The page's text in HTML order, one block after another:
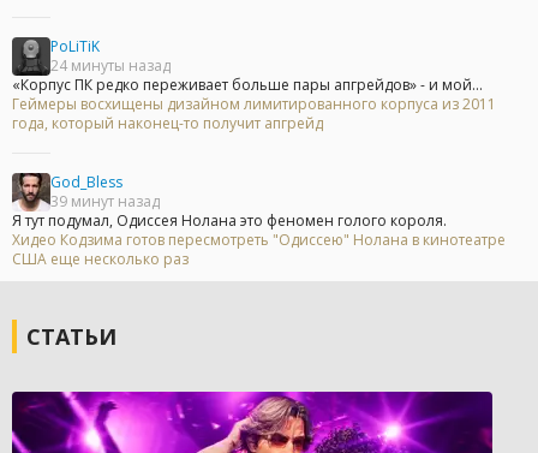
PoLiTiK
24 минуты назад
«Корпус ПК редко переживает больше пары апгрейдов» - и мой...
Геймеры восхищены дизайном лимитированного корпуса из 2011
года, который наконец-то получит апгрейд
God_Bless
39 минут назад
Я тут подумал, Одиссея Нолана это феномен голого короля.
Хидео Кодзима готов пересмотреть "Одиссею" Нолана в кинотеатре
США еще несколько раз
СТАТЬИ